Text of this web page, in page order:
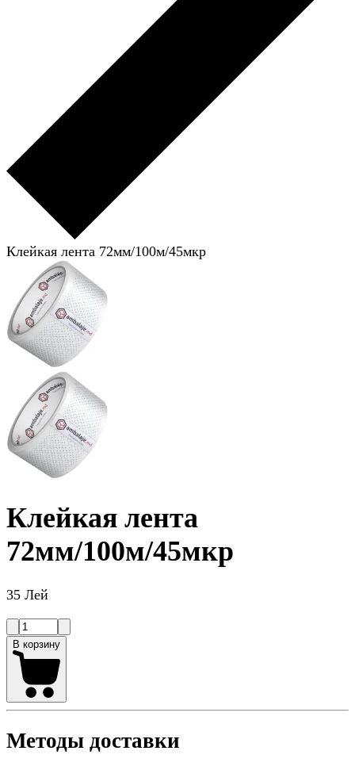
Клейкая лента 72мм/100м/45мкр
Клейкая лента
72мм/100м/45мкр
35 Лей
В корзину
Методы доставки